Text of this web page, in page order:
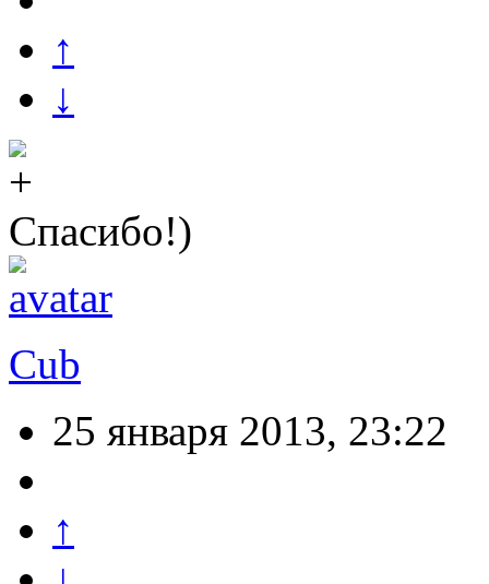
↑
↓
Спасибо!)
Cub
25 января 2013, 23:22
↑